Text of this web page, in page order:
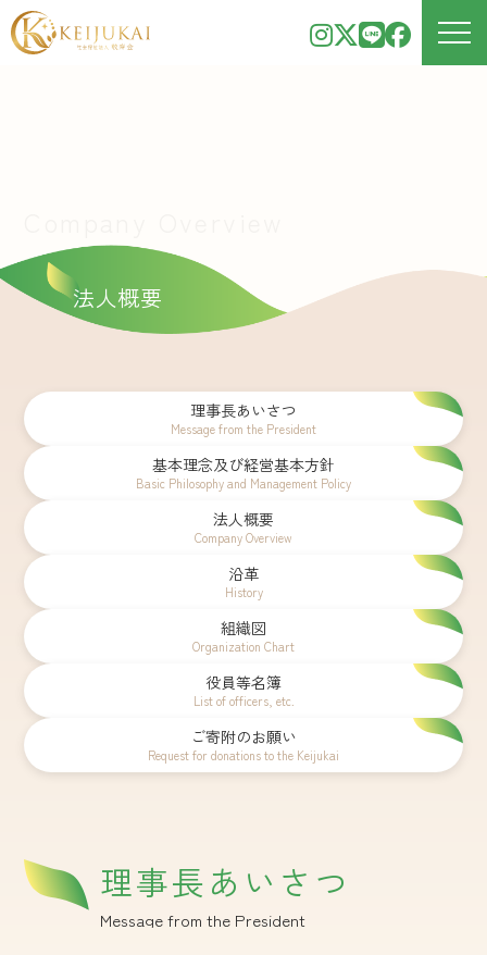
法人概要
理事長あいさつ
Message from the President
基本理念及び経営基本方針
Basic Philosophy and Management Policy
法人概要
Company Overview
沿革
History
組織図
Organization Chart
役員等名簿
List of officers, etc.
ご寄附のお願い
Request for donations to the Keijukai
理事長あいさつ
Message from the President